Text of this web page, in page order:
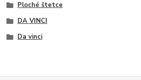
Ploché štetce
DA VINCI
Da vinci